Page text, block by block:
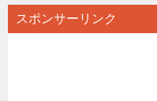
スポンサーリンク